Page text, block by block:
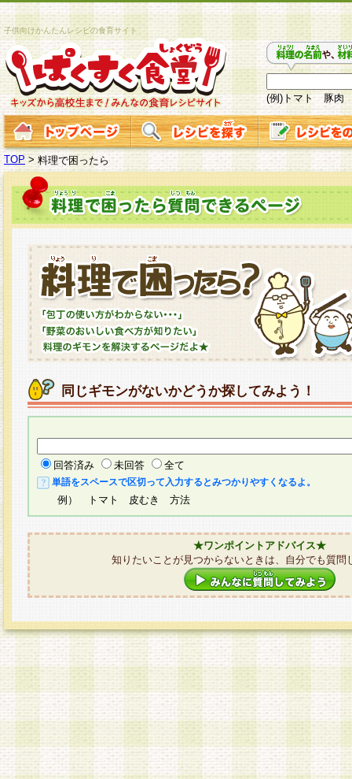
子供向けかんたんレシピの食育サイト
(例)トマト 豚肉
TOP >料理で困ったら
同じギモンがないかどうか探してみよう！
回答済み 未回答 全て
単語をスペースで区切って入力するとみつかりやすくなるよ。
例） トマト 皮むき 方法
★ワンポイントアドバイス★
知りたいことが見つからないときは、自分でも質問